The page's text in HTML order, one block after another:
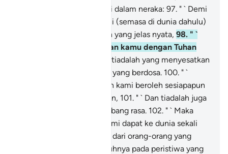
bertengkar sesama sendiri dalam neraka: 97. " ` Demi
Allah! Sesungguhnya kami (semasa di dunia dahulu)
adalah di dalam kesesatan yang jelas nyata, 98. " `
Kerana kami menyamakan kamu dengan Tuhan
" ` Dan tiadalah yang menyesatkan
kami melainkan golongan yang berdosa. 100. " `
Dengan sebab itu, tiadalah kami beroleh sesiapapun
yang memberi pertolongan, 101. " ` Dan tiadalah juga
sahabat karib yang bertimbang rasa. 102. " ` Maka
alangkah baiknya kalau kami dapat ke dunia sekali
lagi, supaya kami menjadi dari orang-orang yang
Sesungguhnya pada peristiwa yang